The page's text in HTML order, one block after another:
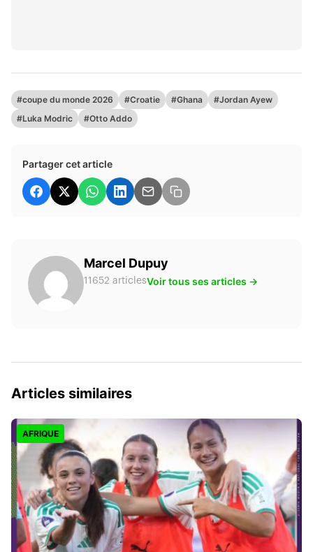
#coupe du monde 2026 #Croatie #Ghana
#Jordan Ayew
#Luka Modric
#Otto Addo
Partager cet article
Marcel Dupuy
11652 articlesVoir tous ses articles →
Articles similaires
AFRIQUE